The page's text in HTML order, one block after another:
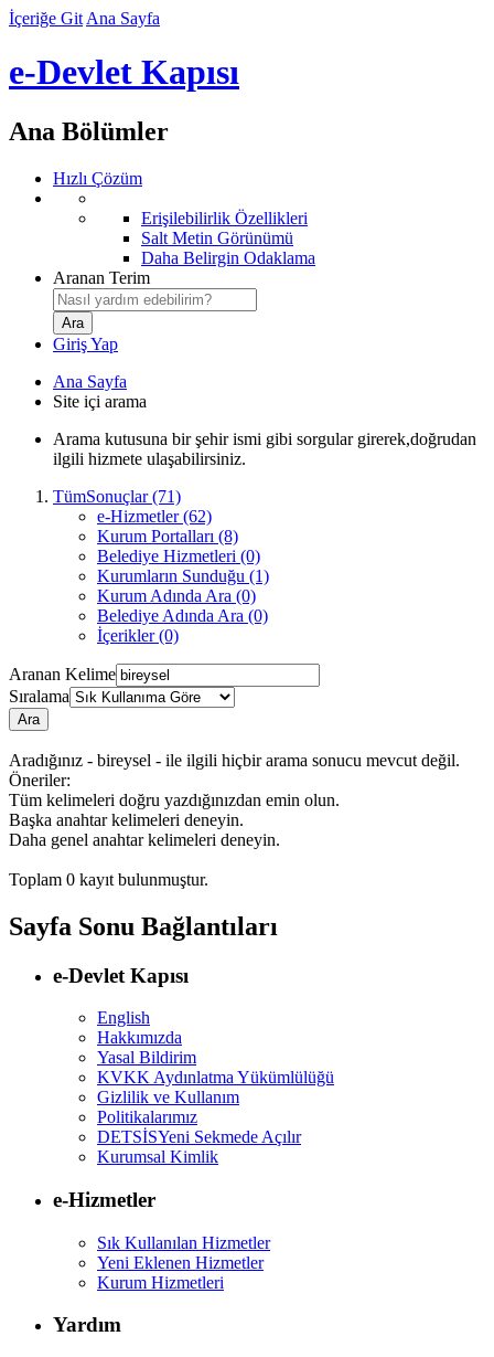
İçeriğe Git Ana Sayfa
e-Devlet Kapısı
Ana Bölümler
Hızlı Çözüm
Erişilebilirlik Özellikleri
Salt Metin Görünümü
Daha Belirgin Odaklama
Aranan Terim
Giriş Yap
Ana Sayfa
Site içi arama
Arama kutusuna bir şehir ismi gibi sorgular girerek,doğrudan
ilgili hizmete ulaşabilirsiniz.
TümSonuçlar (71)
e-Hizmetler (62)
Kurum Portalları (8)
Belediye Hizmetleri (0)
Kurumların Sunduğu (1)
Kurum Adında Ara (0)
Belediye Adında Ara (0)
İçerikler (0)
Aranan Kelime
Sıralama
Ara
Aradığınız - bireysel - ile ilgili hiçbir arama sonucu mevcut değil.
Öneriler:
Tüm kelimeleri doğru yazdığınızdan emin olun.
Başka anahtar kelimeleri deneyin.
Daha genel anahtar kelimeleri deneyin.
Toplam 0 kayıt bulunmuştur.
Sayfa Sonu Bağlantıları
e-Devlet Kapısı
English
Hakkımızda
Yasal Bildirim
KVKK Aydınlatma Yükümlülüğü
Gizlilik ve Kullanım
Politikalarımız
DETSİSYeni Sekmede Açılır
Kurumsal Kimlik
e-Hizmetler
Sık Kullanılan Hizmetler
Yeni Eklenen Hizmetler
Kurum Hizmetleri
Yardım